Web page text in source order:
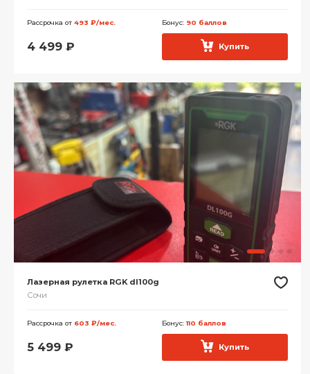
Рассрочка от 493 ₽/мес. Бонус: 90 баллов
4 499 ₽ Купить
Лазерная рулетка RGK dl100g
Сочи
Рассрочка от 603 ₽/мес. Бонус:110 баллов
5 499 ₽ Купить